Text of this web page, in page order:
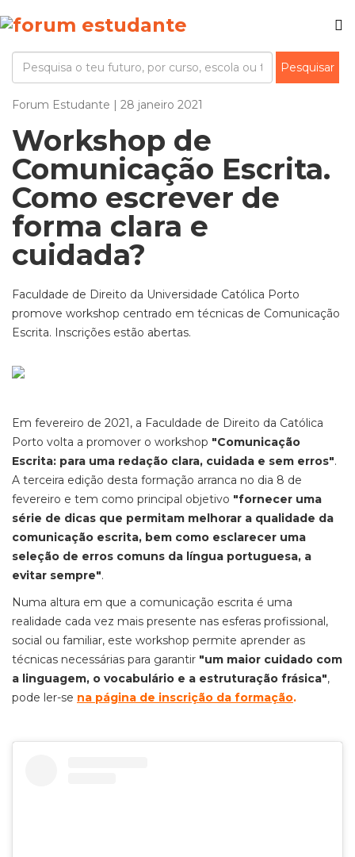
Forum Estudante | 28 janeiro 2021
Workshop de
Comunicação Escrita.
Como escrever de
forma clara e
cuidada?
Faculdade de Direito da Universidade Católica Porto
promove workshop centrado em técnicas de Comunicação
Escrita. Inscrições estão abertas.
Em fevereiro de 2021, a Faculdade de Direito da Católica
Porto volta a promover o workshop "Comunicação
Escrita: para uma redação clara, cuidada e sem erros".
A terceira edição desta formação arranca no dia 8 de
fevereiro e tem como principal objetivo "fornecer uma
série de dicas que permitam melhorar a qualidade da
comunicação escrita, bem como esclarecer uma
seleção de erros comuns da língua portuguesa, a
evitar sempre".
Numa altura em que a comunicação escrita é uma
realidade cada vez mais presente nas esferas profissional,
social ou familiar, este workshop permite aprender as
técnicas necessárias para garantir "um maior cuidado com
a linguagem, o vocabulário e a estruturação frásica",
pode ler-se na página de inscrição da formação.